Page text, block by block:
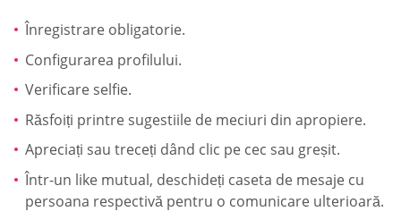
Înregistrare obligatorie.
Configurarea profilului.
Verificare selfie.
Răsfoiți printre sugestiile de meciuri din apropiere.
Apreciați sau treceți dând clic pe cec sau greșit.
Într-un like mutual, deschideți caseta de mesaje cu
persoana respectivă pentru o comunicare ulterioară.